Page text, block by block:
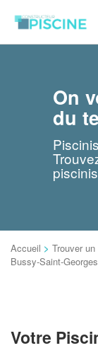
On
du
Accueil > Trouver
Bussy-Saint-Georges
Votre